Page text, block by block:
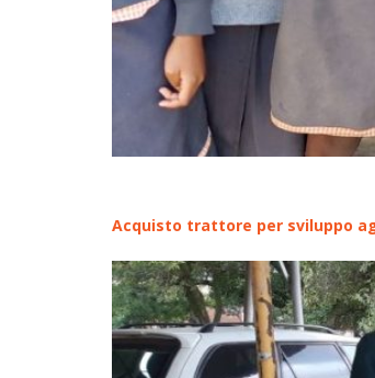
Acquisto trattore per sviluppo